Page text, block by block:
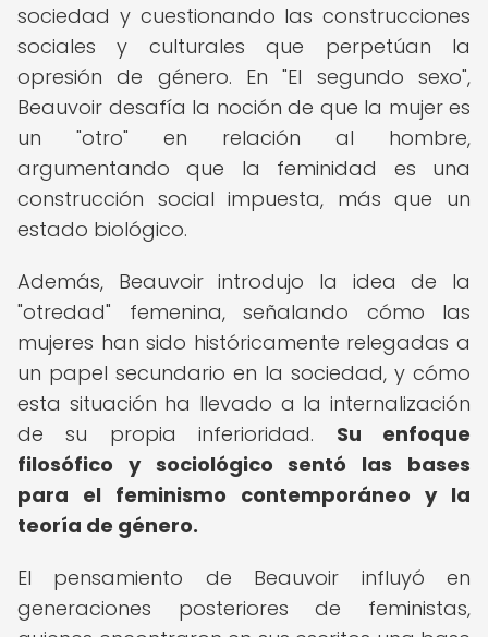
sociedad y cuestionando las construcciones
sociales y culturales que perpetúan la
opresión de género. En "El segundo sexo",
Beauvoir desafía la noción de que la mujer es
un "otro" en relación al hombre,
argumentando que la feminidad es una
construcción social impuesta, más que un
estado biológico.
Además, Beauvoir introdujo la idea de la
"otredad" femenina, señalando cómo las
mujeres han sido históricamente relegadas a
un papel secundario en la sociedad, y cómo
esta situación ha llevado a la internalización
de su propia inferioridad. Su enfoque
filosófico y sociológico sentó las bases
para el feminismo contemporáneo y la
teoría de género.
El pensamiento de Beauvoir influyó en
generaciones posteriores de feministas,